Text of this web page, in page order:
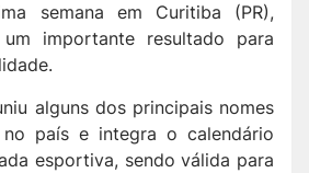
semana em Curitiba (PR),
importante resultado para
alguns dos principais nomes
no país e integra o calendário
esportiva, sendo válida para